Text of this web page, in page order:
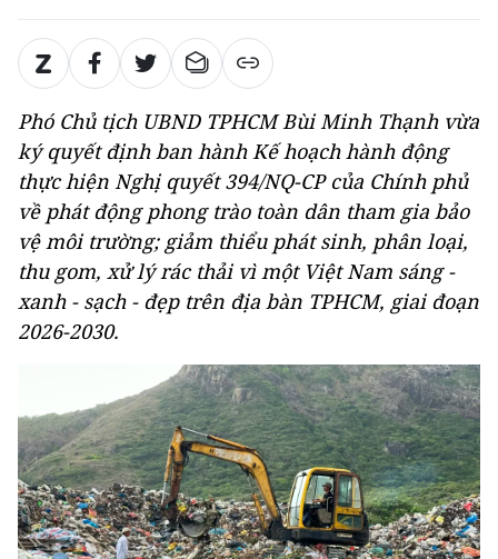
Phó Chủ tịch UBND TPHCM Bùi Minh Thạnh vừa
ký quyết định ban hành Kế hoạch hành động
thực hiện Nghị quyết 394/NQ-CP của Chính phủ
về phát động phong trào toàn dân tham gia bảo
vệ môi trường; giảm thiểu phát sinh, phân loại,
thu gom, xử lý rác thải vì một Việt Nam sáng -
xanh - sạch - đẹp trên địa bàn TPHCM, giai đoạn
2026-2030.